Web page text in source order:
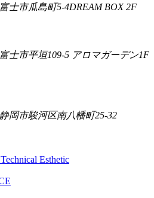
士市瓜島町5-4DREAM BOX 2F
士市平垣109-5 アロマガーデン1F
岡市駿河区南八幡町25-32